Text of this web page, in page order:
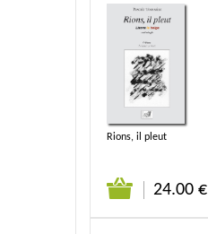
Rions, il pleut
24.00 €